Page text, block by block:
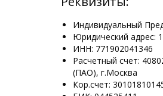
Индивидуальный
Юридический адрес:
ИНН: 771902041346
Расчетный счет:
(ПАО), г.Москва
Кор.счет: